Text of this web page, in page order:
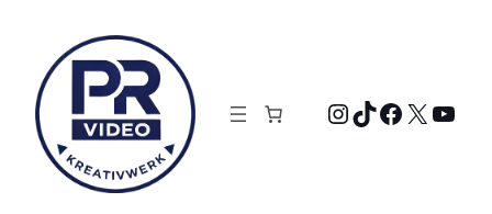
springen
Instagram
TikTok
X